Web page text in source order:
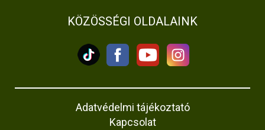
KÖZÖSSÉGI OLDALAINK
Adatvédelmi tájékoztató
Kapcsolat